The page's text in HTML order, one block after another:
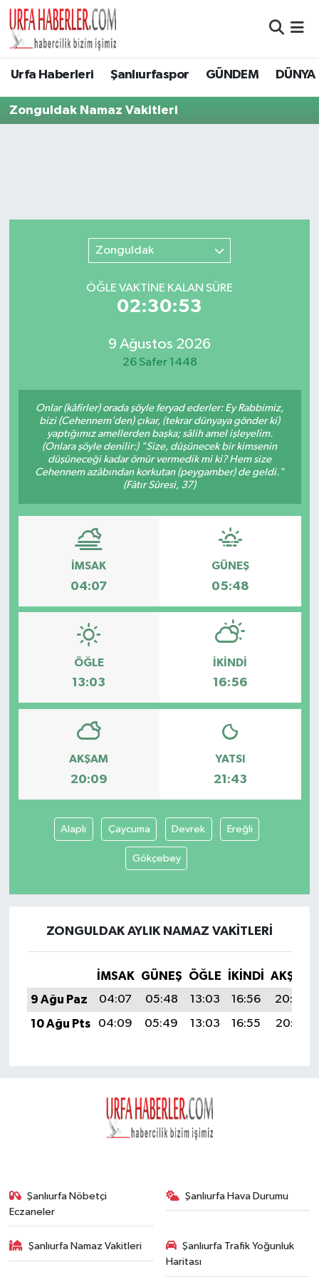
Urfa Haberleri Şanlıurfaspor GÜNDEM DÜNYA
Zonguldak Namaz Vakitleri
Zonguldak
ÖĞLE VAKTİNE KALAN SÜRE
02:30:53
9 Ağustos 2026
26 Safer 1448
Onlar (kâfirler) orada şöyle feryad ederler: Ey Rabbimiz,
bizi (Cehennem’den) çıkar, (tekrar dünyaya gönder ki)
yaptığımız amellerden başka; sâlih amel işleyelim.
(Onlara şöyle denilir:) "Size, düşünecek bir kimsenin
düşüneceği kadar ömür vermedik mi ki? Hem size
Cehennem azâbından korkutan (peygamber) de geldi."
(Fâtır Sûresi, 37)
İMSAK
04:07
GÜNEŞ
05:48
ÖĞLE
13:03
İKINDI
16:56
AKŞAM
20:09
YATSI
21:43
Alaplı Çaycuma Devrek Ereğli
Gökçebey
ZONGULDAK AYLIK NAMAZ VAKITLERI
İMSAK GÜNEŞ ÖĞLE İKINDI
AKŞAM
9 Ağu Paz
04:07 05:48 13:03 16:56
20:09
10 Ağu Pts
04:09 05:49 13:03 16:55 20:07
Şanlıurfa Nöbetçi
Eczaneler
Şanlıurfa Hava Durumu
Şanlıurfa Namaz Vakitleri
Şanlıurfa Trafik Yoğunluk
Haritası
Şanlıurfa Nöbetçi Eczaneler
Şanlıurfa Namaz Vakitleri
Tüm Manşetler